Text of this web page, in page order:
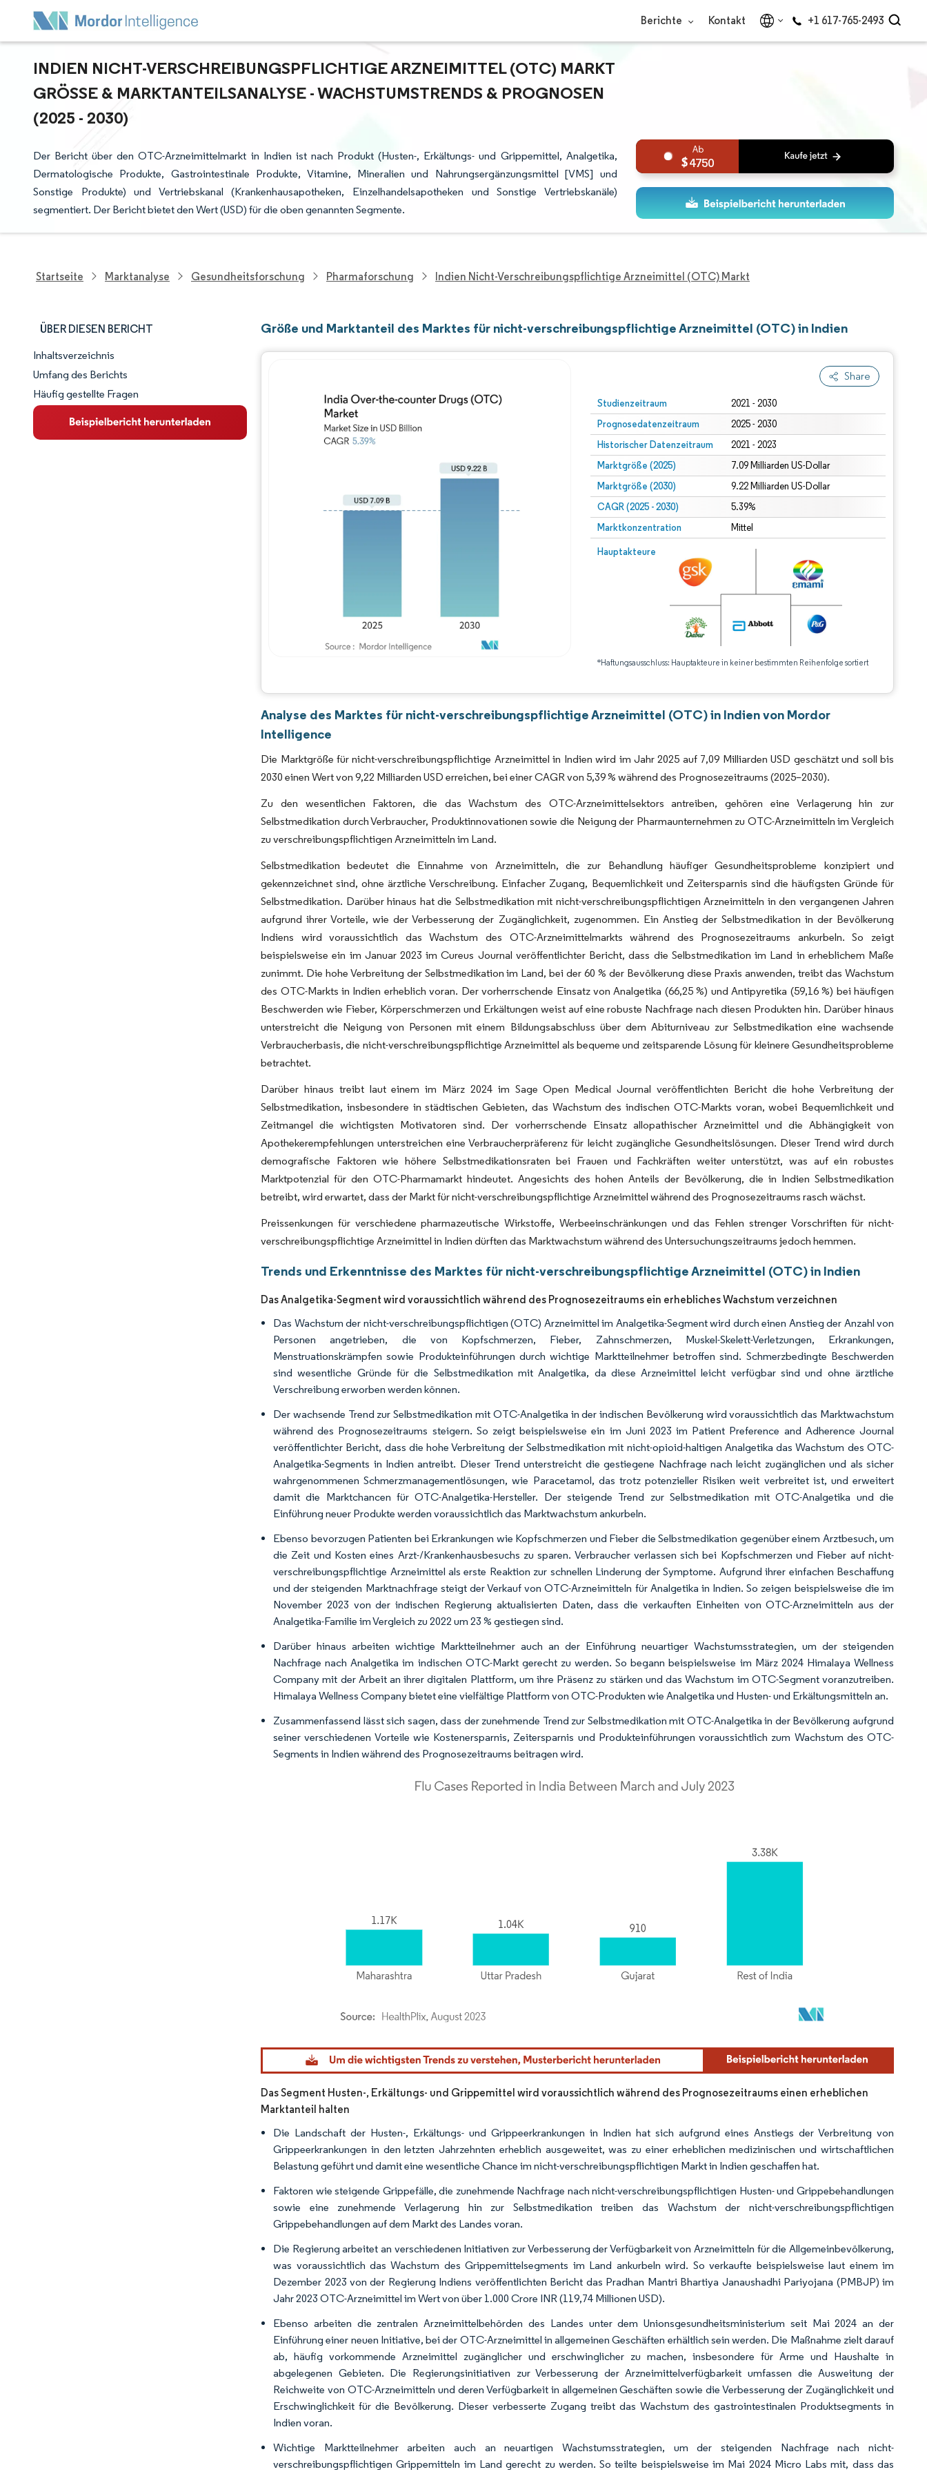
Berichte Kontakt +1 617-765-2493
INDIEN NICHT-VERSCHREIBUNGSPFLICHTIGE ARZNEIMITTEL (OTC) MARKT
GRÖSSE & MARKTANTEILSANALYSE - WACHSTUMSTRENDS & PROGNOSEN (
2025 - 2030)
Der Bericht über den OTC-Arzneimittelmarkt in Indien ist nach Produkt (Husten-, Erkältungs- und Grippemittel, Analgetika,
Dermatologische Produkte, Gastrointestinale Produkte, Vitamine, Mineralien und Nahrungsergänzungsmittel [VMS] und
Sonstige Produkte) und Vertriebskanal (Krankenhausapotheken, Einzelhandelsapotheken und Sonstige Vertriebskanäle)
segmentiert. Der Bericht bietet den Wert (USD) für die oben genannten Segmente.
4750
Startseite Marktanalyse Gesundheitsforschung Pharmaforschung Indien Nicht-Verschreibungspflichtige Arzneimittel (OTC) Markt
ÜBER DIESEN BERICHT
Marktschnappschuss
Marktübersicht
Wichtige Markttrends
Inhaltsverzeichnis
Umfang des Berichts
Häufig gestellte Fragen
Größe und Marktanteil des Marktes für nicht-verschreibungspflichtige Arzneimittel (OTC) in Indien
Share
Studienzeitraum 2021 - 2030
Prognosedatenzeitraum 2025 - 2030
Historischer Datenzeitraum 2021 - 2023
Marktgröße (2025) 7.09 Milliarden US-Dollar
Marktgröße (2030) 9.22 Milliarden US-Dollar
CAGR (2025 - 2030) 5.39%
Marktkonzentration Mittel
Hauptakteure
*Haftungsausschluss: Hauptakteure in keiner bestimmten Reihenfolge sortiert
Bild © Mordor Intelligence. Wiederverwendung erfordert Namensnennung gemäß CC BY 4.0.
Analyse des Marktes für nicht-verschreibungspflichtige Arzneimittel (OTC) in Indien von Mordor
Intelligence
Die Marktgröße für nicht-verschreibungspflichtige Arzneimittel in Indien wird im Jahr 2025 auf 7,09 Milliarden USD geschätzt und soll bis
2030 einen Wert von 9,22 Milliarden USD erreichen, bei einer CAGR von 5,39 % während des Prognosezeitraums (2025–2030).
Zu den wesentlichen Faktoren, die das Wachstum des OTC-Arzneimittelsektors antreiben, gehören eine Verlagerung hin zur
Selbstmedikation durch Verbraucher, Produktinnovationen sowie die Neigung der Pharmaunternehmen zu OTC-Arzneimitteln im Vergleich
zu verschreibungspflichtigen Arzneimitteln im Land.
Selbstmedikation bedeutet die Einnahme von Arzneimitteln, die zur Behandlung häufiger Gesundheitsprobleme konzipiert und
gekennzeichnet sind, ohne ärztliche Verschreibung. Einfacher Zugang, Bequemlichkeit und Zeitersparnis sind die häufigsten Gründe für
Selbstmedikation. Darüber hinaus hat die Selbstmedikation mit nicht-verschreibungspflichtigen Arzneimitteln in den vergangenen Jahren
aufgrund ihrer Vorteile, wie der Verbesserung der Zugänglichkeit, zugenommen. Ein Anstieg der Selbstmedikation in der Bevölkerung
Indiens wird voraussichtlich das Wachstum des OTC-Arzneimittelmarkts während des Prognosezeitraums ankurbeln. So zeigt
beispielsweise ein im Januar 2023 im Cureus Journal veröffentlichter Bericht, dass die Selbstmedikation im Land in erheblichem Maße
zunimmt. Die hohe Verbreitung der Selbstmedikation im Land, bei der 60 % der Bevölkerung diese Praxis anwenden, treibt das Wachstum
des OTC-Markts in Indien erheblich voran. Der vorherrschende Einsatz von Analgetika (66,25 %) und Antipyretika (59,16 %) bei häufigen
Beschwerden wie Fieber, Körperschmerzen und Erkältungen weist auf eine robuste Nachfrage nach diesen Produkten hin. Darüber hinaus
unterstreicht die Neigung von Personen mit einem Bildungsabschluss über dem Abiturniveau zur Selbstmedikation eine wachsende
Verbraucherbasis, die nicht-verschreibungspflichtige Arzneimittel als bequeme und zeitsparende Lösung für kleinere Gesundheitsprobleme
betrachtet.
Darüber hinaus treibt laut einem im März 2024 im Sage Open Medical Journal veröffentlichten Bericht die hohe Verbreitung der
Selbstmedikation, insbesondere in städtischen Gebieten, das Wachstum des indischen OTC-Markts voran, wobei Bequemlichkeit und
Zeitmangel die wichtigsten Motivatoren sind. Der vorherrschende Einsatz allopathischer Arzneimittel und die Abhängigkeit von
Apothekerempfehlungen unterstreichen eine Verbraucherpräferenz für leicht zugängliche Gesundheitslösungen. Dieser Trend wird durch
demografische Faktoren wie höhere Selbstmedikationsraten bei Frauen und Fachkräften weiter unterstützt, was auf ein robustes
Marktpotenzial für den OTC-Pharmamarkt hindeutet. Angesichts des hohen Anteils der Bevölkerung, die in Indien Selbstmedikation
betreibt, wird erwartet, dass der Markt für nicht-verschreibungspflichtige Arzneimittel während des Prognosezeitraums rasch wächst.
Preissenkungen für verschiedene pharmazeutische Wirkstoffe, Werbeeinschränkungen und das Fehlen strenger Vorschriften für nicht-
verschreibungspflichtige Arzneimittel in Indien dürften das Marktwachstum während des Untersuchungszeitraums jedoch hemmen.
Trends und Erkenntnisse des Marktes für nicht-verschreibungspflichtige Arzneimittel (OTC) in Indien
Das Analgetika-Segment wird voraussichtlich während des Prognosezeitraums ein erhebliches Wachstum verzeichnen
Das Wachstum der nicht-verschreibungspflichtigen (OTC) Arzneimittel im Analgetika-Segment wird durch einen Anstieg der Anzahl von
Personen angetrieben, die von Kopfschmerzen, Fieber, Zahnschmerzen, Muskel-Skelett-Verletzungen, Erkrankungen,
Menstruationskrämpfen sowie Produkteinführungen durch wichtige Marktteilnehmer betroffen sind. Schmerzbedingte Beschwerden
sind wesentliche Gründe für die Selbstmedikation mit Analgetika, da diese Arzneimittel leicht verfügbar sind und ohne ärztliche
Verschreibung erworben werden können.
Der wachsende Trend zur Selbstmedikation mit OTC-Analgetika in der indischen Bevölkerung wird voraussichtlich das Marktwachstum
während des Prognosezeitraums steigern. So zeigt beispielsweise ein im Juni 2023 im Patient Preference and Adherence Journal
veröffentlichter Bericht, dass die hohe Verbreitung der Selbstmedikation mit nicht-opioid-haltigen Analgetika das Wachstum des OTC-
Analgetika-Segments in Indien antreibt. Dieser Trend unterstreicht die gestiegene Nachfrage nach leicht zugänglichen und als sicher
wahrgenommenen Schmerzmanagementlösungen, wie Paracetamol, das trotz potenzieller Risiken weit verbreitet ist, und erweitert
damit die Marktchancen für OTC-Analgetika-Hersteller. Der steigende Trend zur Selbstmedikation mit OTC-Analgetika und die
Einführung neuer Produkte werden voraussichtlich das Marktwachstum ankurbeln.
Ebenso bevorzugen Patienten bei Erkrankungen wie Kopfschmerzen und Fieber die Selbstmedikation gegenüber einem Arztbesuch, um
die Zeit und Kosten eines Arzt-/Krankenhausbesuchs zu sparen. Verbraucher verlassen sich bei Kopfschmerzen und Fieber auf nicht-
verschreibungspflichtige Arzneimittel als erste Reaktion zur schnellen Linderung der Symptome. Aufgrund ihrer einfachen Beschaffung
und der steigenden Marktnachfrage steigt der Verkauf von OTC-Arzneimitteln für Analgetika in Indien. So zeigen beispielsweise die im
November 2023 von der indischen Regierung aktualisierten Daten, dass die verkauften Einheiten von OTC-Arzneimitteln aus der
Analgetika-Familie im Vergleich zu 2022 um 23 % gestiegen sind.
Darüber hinaus arbeiten wichtige Marktteilnehmer auch an der Einführung neuartiger Wachstumsstrategien, um der steigenden
Nachfrage nach Analgetika im indischen OTC-Markt gerecht zu werden. So begann beispielsweise im März 2024 Himalaya Wellness
Company mit der Arbeit an ihrer digitalen Plattform, um ihre Präsenz zu stärken und das Wachstum im OTC-Segment voranzutreiben.
Himalaya Wellness Company bietet eine vielfältige Plattform von OTC-Produkten wie Analgetika und Husten- und Erkältungsmitteln an.
Zusammenfassend lässt sich sagen, dass der zunehmende Trend zur Selbstmedikation mit OTC-Analgetika in der Bevölkerung aufgrund
seiner verschiedenen Vorteile wie Kostenersparnis, Zeitersparnis und Produkteinführungen voraussichtlich zum Wachstum des OTC-
Segments in Indien während des Prognosezeitraums beitragen wird.
Bild © Mordor Intelligence. Wiederverwendung erfordert Namensnennung gemäß CC BY 4.0.
Das Segment Husten-, Erkältungs- und Grippemittel wird voraussichtlich während des Prognosezeitraums einen erheblichen
Marktanteil halten
Die Landschaft der Husten-, Erkältungs- und Grippeerkrankungen in Indien hat sich aufgrund eines Anstiegs der Verbreitung von
Grippeerkrankungen in den letzten Jahrzehnten erheblich ausgeweitet, was zu einer erheblichen medizinischen und wirtschaftlichen
Belastung geführt und damit eine wesentliche Chance im nicht-verschreibungspflichtigen Markt in Indien geschaffen hat.
Faktoren wie steigende Grippefälle, die zunehmende Nachfrage nach nicht-verschreibungspflichtigen Husten- und Grippebehandlungen
sowie eine zunehmende Verlagerung hin zur Selbstmedikation treiben das Wachstum der nicht-verschreibungspflichtigen
Grippebehandlungen auf dem Markt des Landes voran.
Die Regierung arbeitet an verschiedenen Initiativen zur Verbesserung der Verfügbarkeit von Arzneimitteln für die Allgemeinbevölkerung,
was voraussichtlich das Wachstum des Grippemittelsegments im Land ankurbeln wird. So verkaufte beispielsweise laut einem im
Dezember 2023 von der Regierung Indiens veröffentlichten Bericht das Pradhan Mantri Bhartiya Janaushadhi Pariyojana (PMBJP) im
Jahr 2023 OTC-Arzneimittel im Wert von über 1.000 Crore INR (119,74 Millionen USD).
Ebenso arbeiten die zentralen Arzneimittelbehörden des Landes unter dem Unionsgesundheitsministerium seit Mai 2024 an der
Einführung einer neuen Initiative, bei der OTC-Arzneimittel in allgemeinen Geschäften erhältlich sein werden. Die Maßnahme zielt darauf
ab, häufig vorkommende Arzneimittel zugänglicher und erschwinglicher zu machen, insbesondere für Arme und Haushalte in
abgelegenen Gebieten. Die Regierungsinitiativen zur Verbesserung der Arzneimittelverfügbarkeit umfassen die Ausweitung der
Reichweite von OTC-Arzneimitteln und deren Verfügbarkeit in allgemeinen Geschäften sowie die Verbesserung der Zugänglichkeit und
Erschwinglichkeit für die Bevölkerung. Dieser verbesserte Zugang treibt das Wachstum des gastrointestinalen Produktsegments in
Indien voran.
Wichtige Marktteilnehmer arbeiten auch an neuartigen Wachstumsstrategien, um der steigenden Nachfrage nach nicht-
verschreibungspflichtigen Grippemitteln im Land gerecht zu werden. So teilte beispielsweise im Mai 2024 Micro Labs mit, dass das